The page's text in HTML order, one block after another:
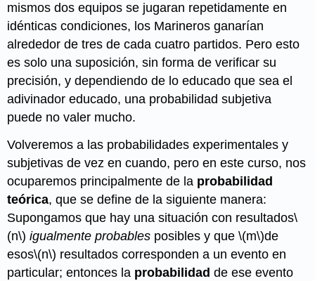
mismos dos equipos se jugaran repetidamente en
idénticas condiciones, los Marineros ganarían
alrededor de tres de cada cuatro partidos. Pero esto
es solo una suposición, sin forma de verificar su
precisión, y dependiendo de lo educado que sea el
adivinador educado, una probabilidad subjetiva
puede no valer mucho.
Volveremos a las probabilidades experimentales y
subjetivas de vez en cuando, pero en este curso, nos
ocuparemos principalmente de la probabilidad
teórica, que se define de la siguiente manera:
Supongamos que hay una situación con resultados\
(n\) igualmente probables posibles y que\(m\)de
esos\(n\) resultados corresponden a un evento en
particular; entonces la probabilidad de ese evento